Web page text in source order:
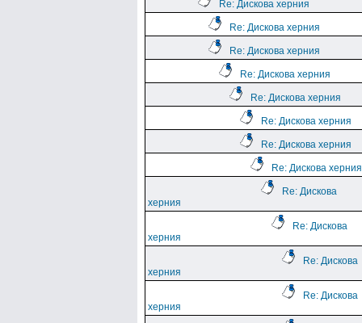
Re: Дискова херния
Re: Дискова херния
Re: Дискова херния
Re: Дискова херния
Re: Дискова херния
Re: Дискова херния
Re: Дискова херния
Re: Дискова херния
Re: Дискова
херния
Re: Дискова
херния
Re: Дискова
херния
Re: Дискова
херния